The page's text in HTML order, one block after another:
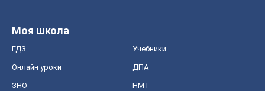
Моя школа
ГДЗ Учебники
Онлайн уроки ДПА
ЗНО НМТ